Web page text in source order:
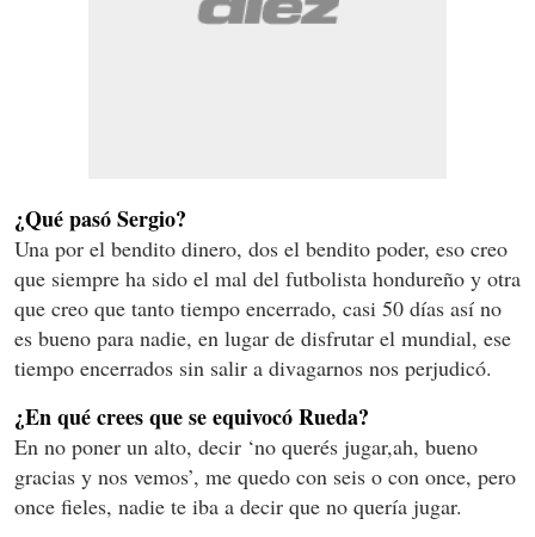
¿Qué pasó Sergio?
Una por el bendito dinero, dos el bendito poder, eso creo
que siempre ha sido el mal del futbolista hondureño y otra
que creo que tanto tiempo encerrado, casi 50 días así no
es bueno para nadie, en lugar de disfrutar el mundial, ese
tiempo encerrados sin salir a divagarnos nos perjudicó.
¿En qué crees que se equivocó Rueda?
En no poner un alto, decir ‘no querés jugar,ah, bueno
gracias y nos vemos’, me quedo con seis o con once, pero
once fieles, nadie te iba a decir que no quería jugar.